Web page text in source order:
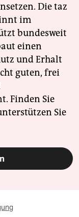
Die taz
im
bundesweit
einen
und Erhalt
guten, frei
Finden Sie
Sie